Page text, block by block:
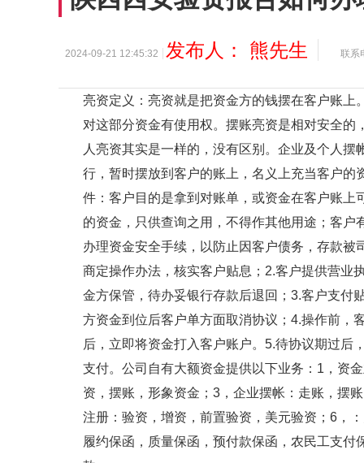
2024-09-21 12:45:32 发布人： 熊先生 联系
亮资定义：亮资就是把资金方的钱摆在客户账
对这部分资金有使用权。摆账亮资是相对安全
人亮资其实是一样的，没有区别。企业及个人
行，暂时摆放到客户的账上，名义上充当客户
件：客户目的是拿到对账单，或资金在客户账
的资金，只供查询之用，不得作其他用途；客
办理资金安全手续，以防止因客户债务，存款
商定操作办法，核实客户贴息；2.客户提供营业
金方保管，待办妥银行存款后退回；3.客户支付
方资金到位后客户单方面取消协议；4.操作前，
后，立即将资金打入客户账户。5.待协议期过后
支付。公司自有大额资金提供以下业务：1，资
资，摆账，形象资金；3，企业摆帐：走账，摆
注册：验资，增资，前置验资，美元验资；6，
履约保函，质量保函，预付款保函，农民工支